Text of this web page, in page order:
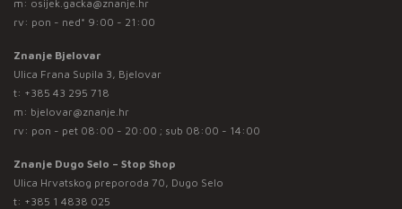
m: osijek.gacka@znanje.hr
rv: pon - ned* 9:00 - 21:00
Znanje Bjelovar
Ulica Frana Supila 3, Bjelovar
t: +385 43 295 718
m: bjelovar@znanje.hr
rv: pon - pet 08:00 - 20:00 ; sub 08:00 - 14:00
Znanje Dugo Selo – Stop Shop
Ulica Hrvatskog preporoda 70, Dugo Selo
t: +385 1 4838 025